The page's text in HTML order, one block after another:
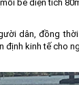
bè diện tích
dân, đồng
kinh tế cho